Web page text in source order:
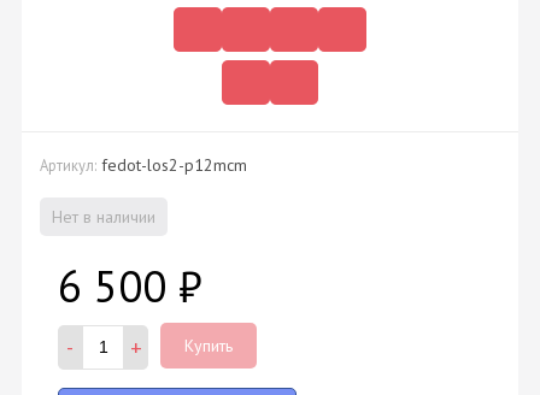
Артикул: fedot-los2-p12mcm
Нет в наличии
6 500 ₽
- + Купить